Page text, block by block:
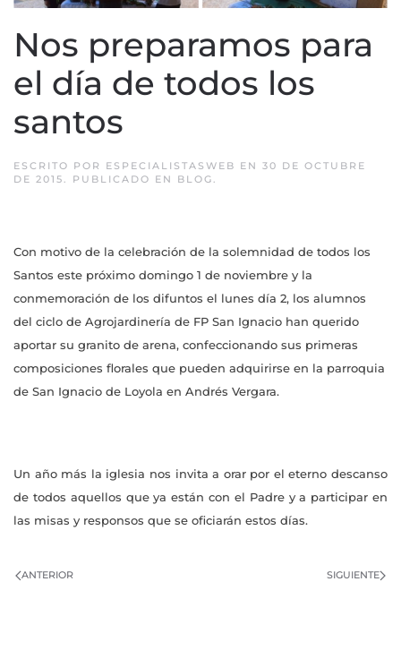
Nos preparamos para
el día de todos los
santos
ESCRITO POR ESPECIALISTASWEB EN 30 DE OCTUBRE
DE 2015. PUBLICADO EN BLOG.
Con motivo de la celebración de la solemnidad de todos los
Santos este próximo domingo 1 de noviembre y la
conmemoración de los difuntos el lunes día 2, los alumnos
del ciclo de Agrojardinería de FP San Ignacio han querido
aportar su granito de arena, confeccionando sus primeras
composiciones florales que pueden adquirirse en la parroquia
de San Ignacio de Loyola en Andrés Vergara.
Un año más la iglesia nos invita a orar por el eterno descanso
de todos aquellos que ya están con el Padre y a participar en
las misas y responsos que se oficiarán estos días.
ANTERIOR SIGUIENTE